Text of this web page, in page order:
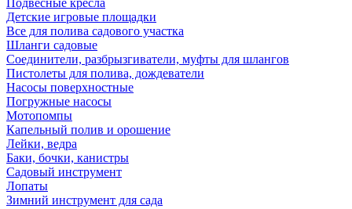
Подвесные кресла
Детские игровые площадки
Все для полива садового участка
Шланги садовые
Соединители, разбрызгиватели, муфты для шлангов
Пистолеты для полива, дождеватели
Насосы поверхностные
Погружные насосы
Мотопомпы
Капельный полив и орошение
Лейки, ведра
Баки, бочки, канистры
Садовый инструмент
Лопаты
Зимний инструмент для сада